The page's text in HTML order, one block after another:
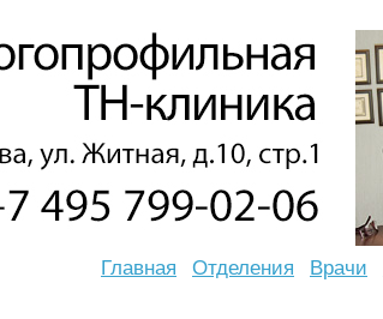
Главная Отделения Врачи